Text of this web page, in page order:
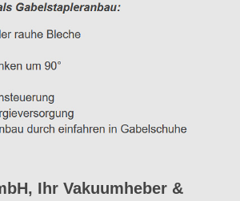
Ihr Vakuumheber &